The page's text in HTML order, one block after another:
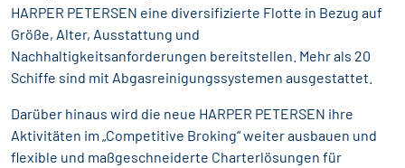
HARPER PETERSEN eine diversifizierte Flotte in Bezug auf
Größe, Alter, Ausstattung und
Nachhaltigkeitsanforderungen bereitstellen. Mehr als 20
Schiffe sind mit Abgasreinigungssystemen ausgestattet.
Darüber hinaus wird die neue HARPER PETERSEN ihre
Aktivitäten im „Competitive Broking“ weiter ausbauen und
flexible und maßgeschneiderte Charterlösungen für